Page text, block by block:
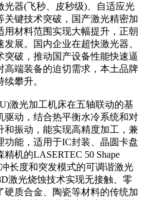
器(飞秒、皮秒级)、自适应光
键技术突破，国产激光精密加
用材料范围实现大幅提升，正朝
展。国内企业在超快激光器、
破，推动国产设备性能快速逼
高端装备的迫切需求，本土品牌
攀升。
光加工机床在五轴联动的基
驱动，结合热平衡水冷系统和对
和振动，能实现高精度加工，兼
能，适用于IC封装、晶圆卡盘
机的LASERTEC 50 Shape
长度和突发模式的可调谐激光
激光烧蚀技术实现无接触、零
硬质合金、陶瓷等材料的传统加